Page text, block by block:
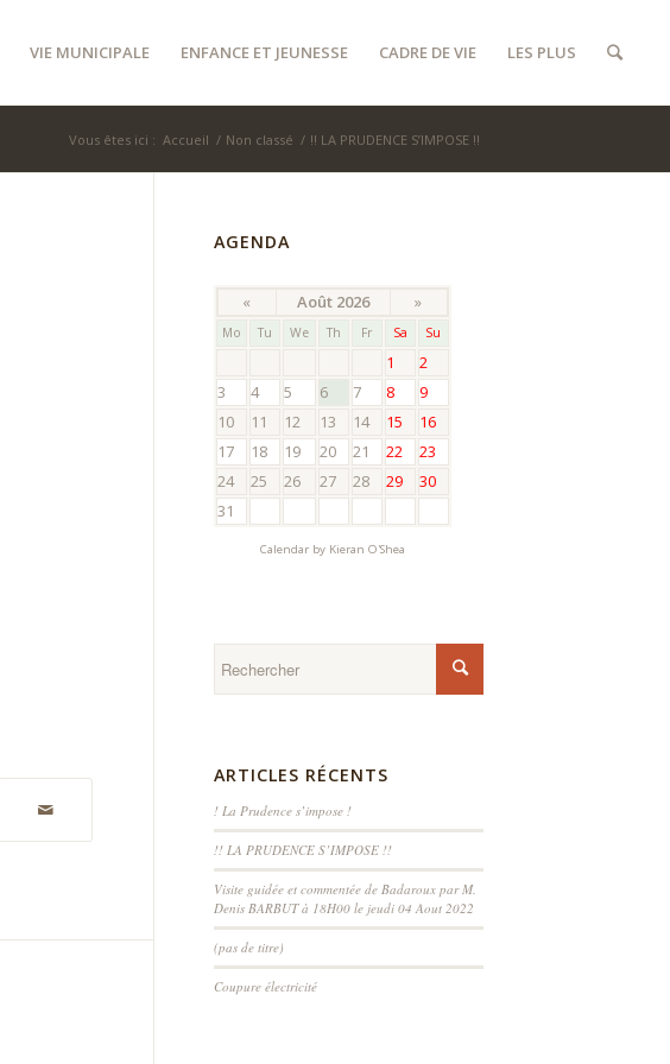
VIE MUNICIPALE ENFANCE ET JEUNESSE CADRE DE VIE LES PLUS
Vous êtes ici : Accueil / Non classé / !! LA PRUDENCE S’IMPOSE !!
AGENDA
« Août 2026 »
Mo Tu We Th Fr Sa Su
1
2
3
4 5 6 7 8
9
10
11 12 13 14 15
16
17
18 19 20 21 22
23
24
25 26 27 28 29
30
31
Calendar by Kieran O'Shea
ARTICLES RÉCENTS
! La Prudence s’impose !
!! LA PRUDENCE S’IMPOSE !!
Visite guidée et commentée de Badaroux par M.
Denis BARBUT à 18H00 le jeudi 04 Aout 2022
(pas de titre)
Coupure électricité